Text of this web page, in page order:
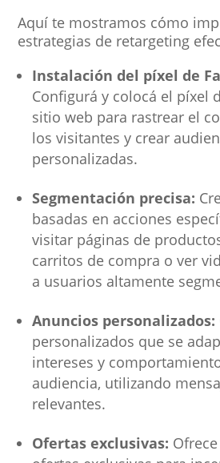
Aquí te mostramos cómo
estrategias de retargeting
Instalación del píxel de
Configurá y colocá el píxel
sitio web para rastrear el
los visitantes y crear
personalizadas.
Segmentación precisa:
basadas en acciones
visitar páginas de
carritos de compra o ver
a usuarios altamente
Anuncios personalizados:
personalizados que se
intereses y
audiencia, utilizando
relevantes.
Ofertas exclusivas: